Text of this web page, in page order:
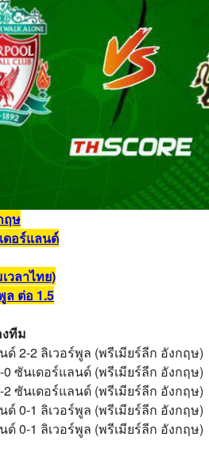
ฤษ
ดอร์แลนด์
วลาไทย)
ล ต่อ 1.5
ทีม
ด์ 2-2 ลิเวอร์พูล (พรีเมียร์ลีก อังกฤษ)
0 ซันเดอร์แลนด์ (พรีเมียร์ลีก อังกฤษ)
2 ซันเดอร์แลนด์ (พรีเมียร์ลีก อังกฤษ)
ด์ 0-1 ลิเวอร์พูล (พรีเมียร์ลีก อังกฤษ)
ด์ 0-1 ลิเวอร์พูล (พรีเมียร์ลีก อังกฤษ)